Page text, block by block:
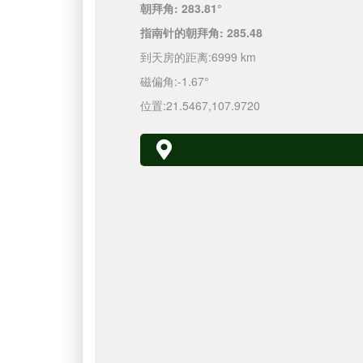
朝拜角: 283.81°
指南针的朝拜角: 285.48
到天房的距离:6999 km
磁偏角:-1.67°
位置:21.5467,107.9720